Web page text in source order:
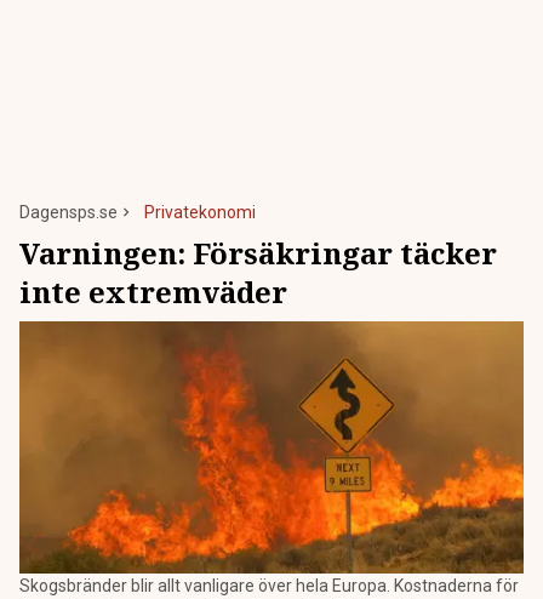
Dagensps.se Privatekonomi
Varningen: Försäkringar täcker
inte extremväder
Skogsbränder blir allt vanligare över hela Europa. Kostnaderna för